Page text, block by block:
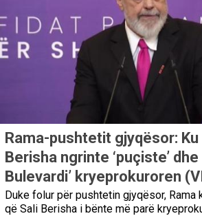
Rama-pushtetit gjyqësor:
Berisha ngrinte ‘puçiste’
Bulevardi’ kryeprokuroren
Duke folur për pushtetin gjyqësor,
që Sali Berisha i bënte më parë